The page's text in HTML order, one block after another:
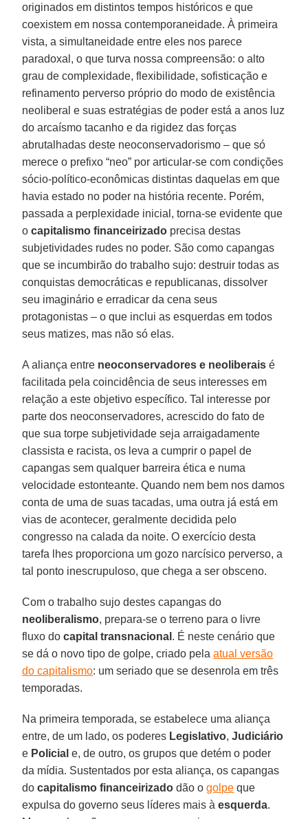
originados em distintos tempos históricos e que
coexistem em nossa contemporaneidade. À primeira
vista, a simultaneidade entre eles nos parece
paradoxal, o que turva nossa compreensão: o alto
grau de complexidade, flexibilidade, sofisticação e
refinamento perverso próprio do modo de existência
neoliberal e suas estratégias de poder está a anos luz
do arcaísmo tacanho e da rigidez das forças
abrutalhadas deste neoconservadorismo – que só
merece o prefixo “neo” por articular-se com condições
sócio-político-econômicas distintas daquelas em que
havia estado no poder na história recente. Porém,
passada a perplexidade inicial, torna-se evidente que
ocapitalismo financeirizado precisa destas
subjetividades rudes no poder. São como capangas
que se incumbirão do trabalho sujo: destruir todas as
conquistas democráticas e republicanas, dissolver
seu imaginário e erradicar da cena seus
protagonistas – o que inclui as esquerdas em todos
seus matizes, mas não só elas.
A aliança entre neoconservadores e neoliberais é
facilitada pela coincidência de seus interesses em
relação a este objetivo específico. Tal interesse por
parte dos neoconservadores, acrescido do fato de
que sua torpe subjetividade seja arraigadamente
classista e racista, os leva a cumprir o papel de
capangas sem qualquer barreira ética e numa
velocidade estonteante. Quando nem bem nos damos
conta de uma de suas tacadas, uma outra já está em
vias de acontecer, geralmente decidida pelo
congresso na calada da noite. O exercício desta
tarefa lhes proporciona um gozo narcísico perverso, a
tal ponto inescrupuloso, que chega a ser obsceno.
Com o trabalho sujo destes capangas do
neoliberalismo, prepara-se o terreno para o livre
fluxo docapital transnacional . É neste cenário que
se dá o novo tipo de golpe, criado pelaatual versão
do capitalismo: um seriado que se desenrola em três
temporadas.
Na primeira temporada, se estabelece uma aliança
entre, de um lado, os poderes Legislativo,Judiciário
e Policial e, de outro, os grupos que detém o poder
da mídia. Sustentados por esta aliança, os capangas
docapitalismo financeirizado dão ogolpe que
expulsa do governo seus líderes mais àesquerda.